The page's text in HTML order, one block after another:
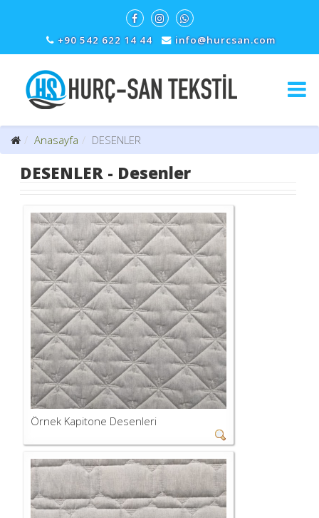
+90 542 622 14 44 info@hurcsan.com
Anasayfa DESENLER
DESENLER - Desenler
Örnek Kapitone Desenleri